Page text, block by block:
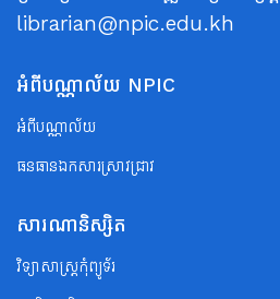
librarian@npic.edu.kh
អំពីបណ្ណាល័យ NPIC
អំពីបណ្ណាល័យ
ធនធានឯកសារស្រាវជ្រាវ
សារណានិស្សិត
វិទ្យាសាស្ត្រកុំព្យូទ័រ